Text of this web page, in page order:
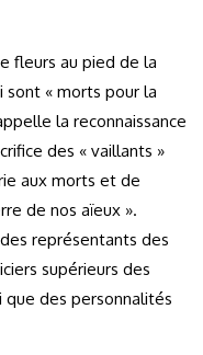
fleurs au pied de la
« morts pour la
la reconnaissance
des « vaillants »
aux morts et de
de nos aïeux ».
représentants des
supérieurs des
que des personnalités